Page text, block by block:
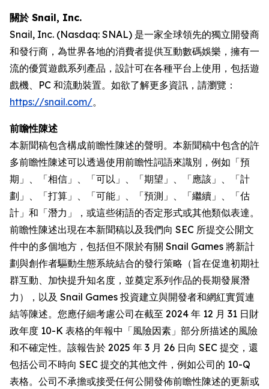
關於 Snail, Inc.
Snail, Inc. (Nasdaq: SNAL) 是一家全球領先的獨立開發商
和發行商，為世界各地的消費者提供互動數碼娛樂，擁有一
流的優質遊戲系列產品，設計可在各種平台上使用，包括遊
戲機、PC 和流動裝置。如欲了解更多資訊，請瀏覽：
https://snail.com/。
前瞻性陳述
本新聞稿包含構成前瞻性陳述的聲明。本新聞稿中包含的許
多前瞻性陳述可以透過使用前瞻性詞語來識別，例如「預
期」、「相信」、「可以」、「期望」、「應該」、「計
劃」、「打算」、「可能」、「預測」、「繼續」、「估
計」和「潛力」，或這些術語的否定形式或其他類似表達。
前瞻性陳述出現在本新聞稿以及我們向 SEC 所提交公開文
件中的多個地方，包括但不限於有關 Snail Games 將新計
劃與創作者驅動生態系統結合的發行策略（旨在促進初期社
群互動、加快提升知名度，並奠定系列作品的長期發展潛
力），以及 Snail Games 投資建立與開發者和網紅實質連
結等陳述。您應仔細考慮公司在截至 2024 年 12 月 31 日財
政年度 10-K 表格的年報中「風險因素」部分所描述的風險
和不確定性。該報告於 2025 年 3 月 26 日向 SEC 提交，還
包括公司不時向 SEC 提交的其他文件，例如公司的 10-Q
表格。公司不承擔或接受任何公開發佈前瞻性陳述的更新或